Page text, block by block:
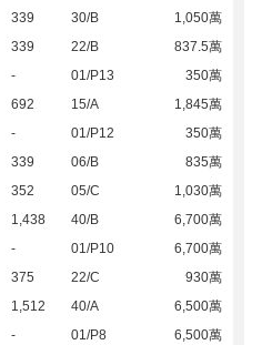
339 30/B
1,050萬
339 22/B
837.5萬
- 01/P13
350萬
692 15/A
1,845萬
- 01/P12
350萬
339 06/B
835萬
352 05/C
1,030萬
1,438 40/B
6,700萬
- 01/P10
6,700萬
375 22/C
930萬
1,512 40/A
6,500萬
- 01/P8
6,500萬